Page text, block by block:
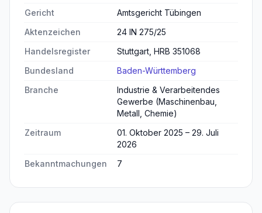
Gericht
Amtsgericht Tübingen
Aktenzeichen
24 IN 275/25
Handelsregister
Stuttgart, HRB 351068
Bundesland
Baden-Württemberg
Branche
Industrie & Verarbeitendes
Gewerbe (Maschinenbau,
Metall, Chemie)
Zeitraum
01. Oktober 2025 – 29. Juli
2026
Bekanntmachungen
7